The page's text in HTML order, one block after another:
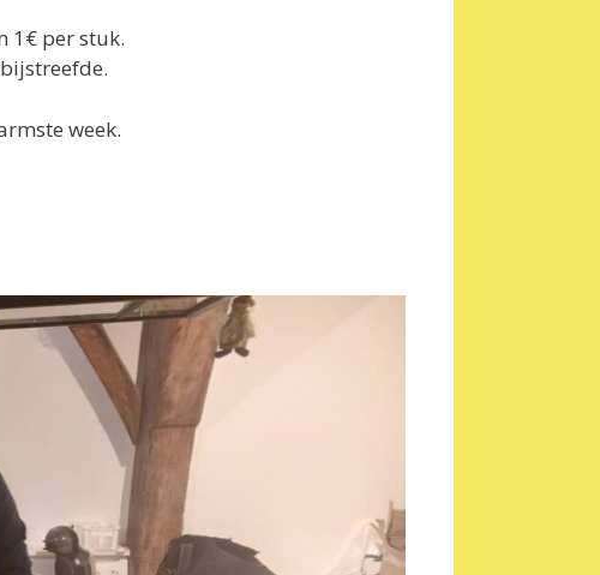
1€ per stuk.
week.